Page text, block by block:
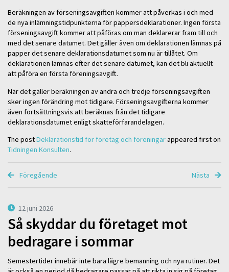
Beräkningen av förseningsavgiften kommer att påverkas i och med
de nya inlämningstidpunkterna för pappersdeklarationer. Ingen första
förseningsavgift kommer att påföras om man deklarerar fram till och
med det senare datumet. Det gäller även om deklarationen lämnas på
papper det senare deklarationsdatumet som nu är tillåtet. Om
deklarationen lämnas efter det senare datumet, kan det bli aktuellt
att påföra en första föreningsavgift.
När det gäller beräkningen av andra och tredje förseningsavgiften
sker ingen förändring mot tidigare. Förseningsavgifterna kommer
även fortsättningsvis att beräknas från det tidigare
deklarationsdatumet enligt skatteförfarandelagen.
The postDeklarationstid för företag och föreningarappeared first on
Tidningen Konsulten.
Föregående Nästa
12 juni 2026
Så skyddar du företaget mot
bedragare i sommar
Semestertider innebär inte bara lägre bemanning och nya rutiner. Det